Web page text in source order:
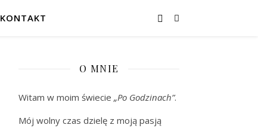
KONTAKT
O MNIE
Witam w moim świecie „Po Godzinach”.
Mój wolny czas dzielę z moją pasją